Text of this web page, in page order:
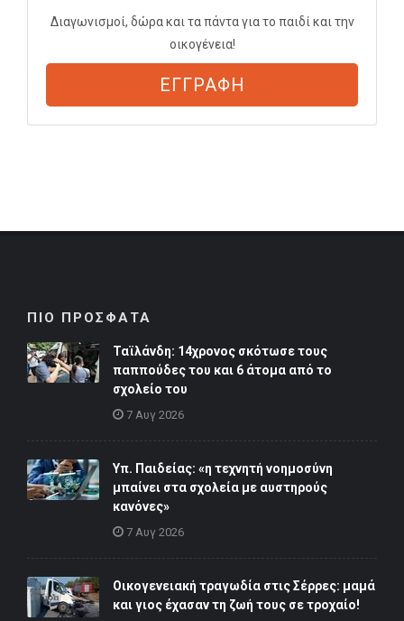
Διαγωνισμοί, δώρα και τα πάντα για το παιδί και την
οικογένεια!
ΕΓΓΡΑΦΗ
ΠΙΟ ΠΡΟΣΦΑΤΑ
Ταϊλάνδη: 14χρονος σκότωσε τους
παππούδες του και 6 άτομα από το
σχολείο του
7 Αυγ 2026
Υπ. Παιδείας: «η τεχνητή νοημοσύνη
μπαίνει στα σχολεία με αυστηρούς
κανόνες»
7 Αυγ 2026
Οικογενειακή τραγωδία στις Σέρρες: μαμά
και γιος έχασαν τη ζωή τους σε τροχαίο!